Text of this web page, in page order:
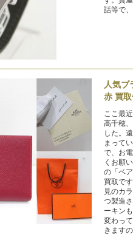
話等で
人気
赤 買
ここ最
高千穂
した。
まって
で、お
くお願
の「ベ
買取で
見のカ
つ製造
ーキン
変わっ
きます